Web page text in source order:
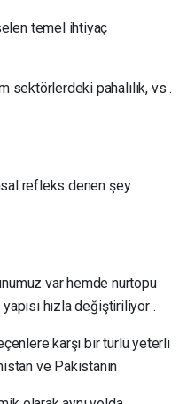
temel ihtiyaç
sektörlerdeki pahalılık, vs .
refleks denen şey
var hemde nurtopu
hızla değiştiriliyor .
karşı bir türlü yeterli
ve Pakistanın